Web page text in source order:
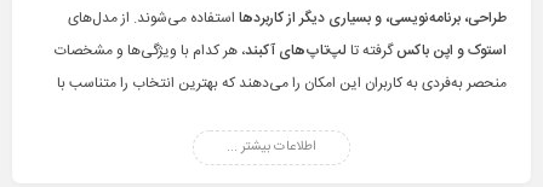
طراحی، برنامه‌نویسی، و بسیاری دیگر از کاربردها استفاده می‌شوند. از مدل‌های
استوک و اپن باکسگرفته تا لپ‌تاپ‌های آکبند، هر کدام با ویژگی‌ها و مشخصات
منحصر به‌فردی به کاربران این امکان را می‌دهند که بهترین انتخاب را متناسب با
کسب‌وکار، تحصیل، یا سرگرمیخود را پیدا کنید. در فروشگاه ما، بااطلاعات بیشتر ...